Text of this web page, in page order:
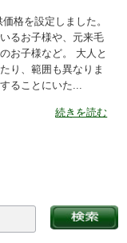
格を設定しました。
るお子様や、元来毛
お子様など。 大人と
り、範囲も異なりま
ることにいた...
続きを読む